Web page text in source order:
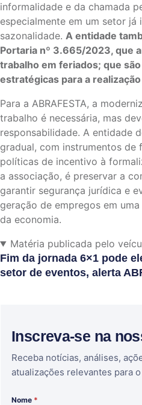
informalidade e da chamada
especialmente em um setor já
sazonalidade. A entidade
Portaria nº 3.665/2023, que
trabalho em feriados; que
estratégicas para a
Para a ABRAFESTA, a
trabalho é necessária, mas
responsabilidade. A entidade
gradual, com instrumentos de
políticas de incentivo à
a associação, é preservar a
garantir segurança jurídica e
geração de empregos em
da economia.
Matéria publicada pelo
Fim da jornada 6×1 pode
setor de eventos, alerta
Inscreva-se na
Receba notícias, análises,
atualizações relevantes para
Nome *